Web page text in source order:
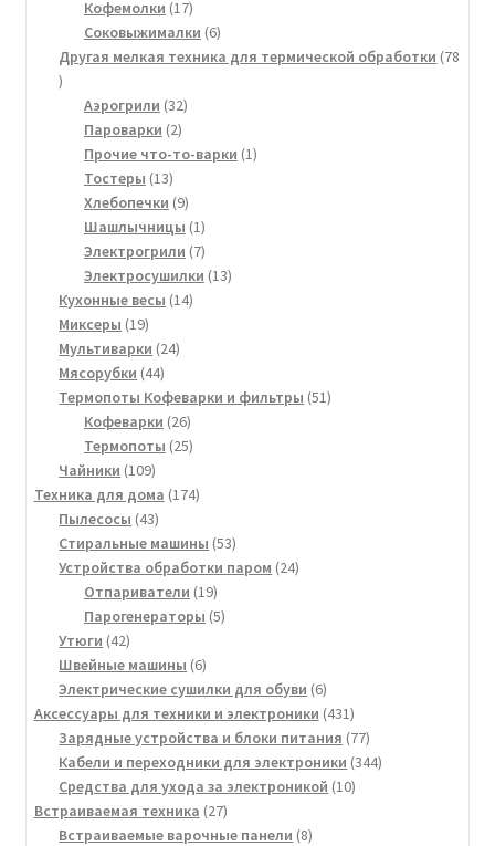
товаров
Кофемолки 1717
товаров
Соковыжималки 66
товаров
Другая мелкая техника для термической обработки 78
78
товаров
Аэрогрили 3232
Пароварки 22
товара
Прочие что-то-варки 11
Тостеры 1313
товаров
Хлебопечки 99
товаров
Шашлычницы 11
товар
Электрогрили 77
товаров
Электросушилки 1313
Кухонные весы 1414
Миксеры 1919
товаров
Мультиварки 2424
Мясорубки 4444
товара
Термопоты Кофеварки и фильтры 5151
Кофеварки 2626
товаров
Термопоты 2525
Чайники 109109
товаров
Техника для дома 174174
Пылесосы 4343
товара
Стиральные машины 5353
товара
Устройства обработки паром 2424
Отпариватели 1919
товаров
Парогенераторы 55
Утюги 4242
товара
Швейные машины 66
товаров
Электрические сушилки для обуви 66
товаров
Аксессуары для техники и электроники 431431
товар
Зарядные устройства и блоки питания 7777
товаров
Кабели и переходники для электроники 344344
Средства для ухода за электроникой 1010
Встраиваемая техника 2727
товаров
Встраиваемые варочные панели 88